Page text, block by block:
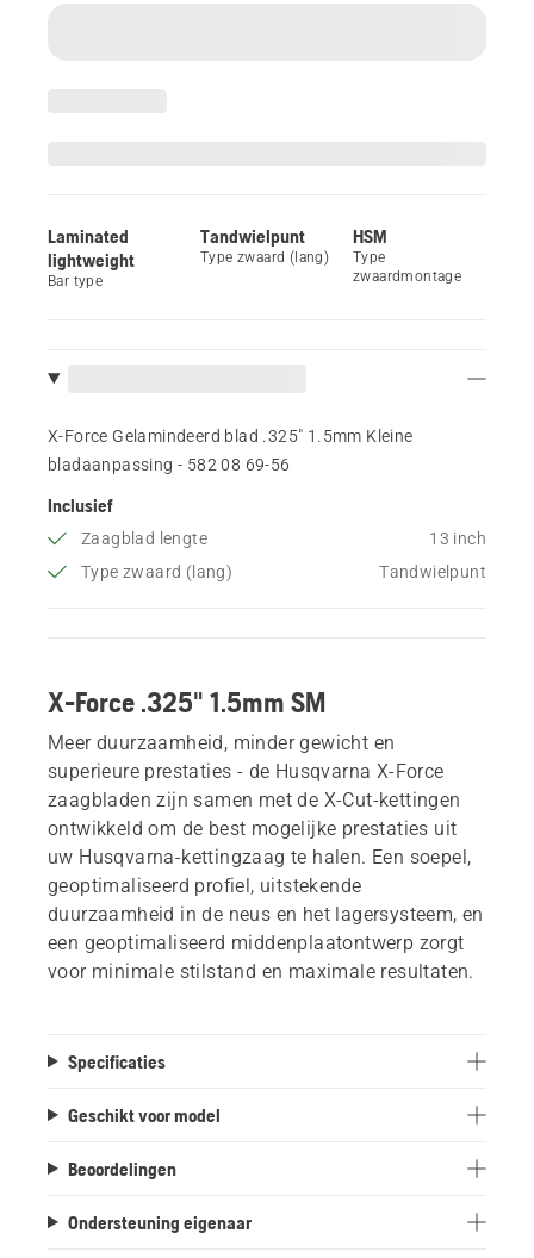
Laminated
lightweight
Bar type
Tandwielpunt
Type zwaard (lang)
HSM
Type
zwaardmontage
X-Force Gelamindeerd blad .325" 1.5mm Kleine
bladaanpassing - 582 08 69‑56
Inclusief
Zaagblad lengte
13 inch
Type zwaard (lang)
Tandwielpunt
X-Force .325" 1.5mm SM
Meer duurzaamheid, minder gewicht en
superieure prestaties - de Husqvarna X-Force
zaagbladen zijn samen met de X-Cut-kettingen
ontwikkeld om de best mogelijke prestaties uit
uw Husqvarna-kettingzaag te halen. Een soepel,
geoptimaliseerd profiel, uitstekende
duurzaamheid in de neus en het lagersysteem, en
een geoptimaliseerd middenplaatontwerp zorgt
voor minimale stilstand en maximale resultaten.
Specificaties
Geschikt voor model
Beoordelingen
Ondersteuning eigenaar